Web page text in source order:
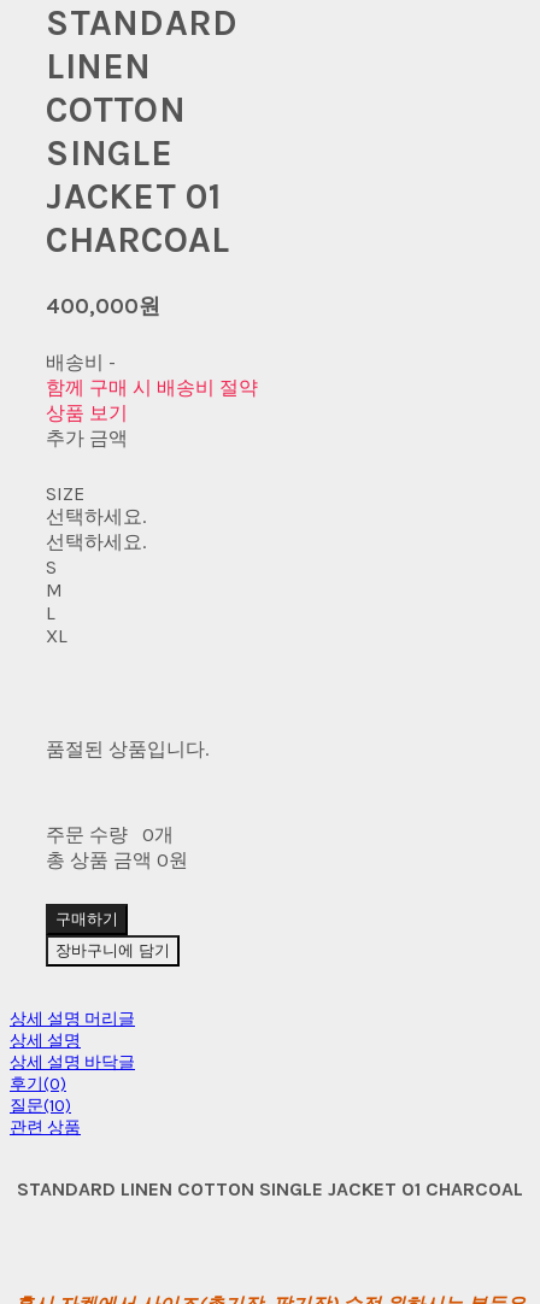
STANDARD
LINEN
COTTON
SINGLE
JACKET 01
CHARCOAL
400,000원
배송비 -
함께 구매 시 배송비 절약
상품 보기
추가 금액
SIZE
선택하세요.
선택하세요.
S
M
L
XL
품절된 상품입니다.
주문 수량
0개
총 상품 금액 0원
구매하기
장바구니에 담기
상세 설명 머리글
상세 설명
상세 설명 바닥글
후기(0)
질문(10)
관련 상품
STANDARD LINEN COTTON SINGLE JACKET 01 CHARCOAL